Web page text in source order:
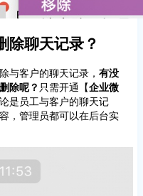
除聊天记录？
与客户的聊天记录， 有没
除呢？ 只需开通【企业微
是员工与客户的聊天记
，管理员都可以在后台实